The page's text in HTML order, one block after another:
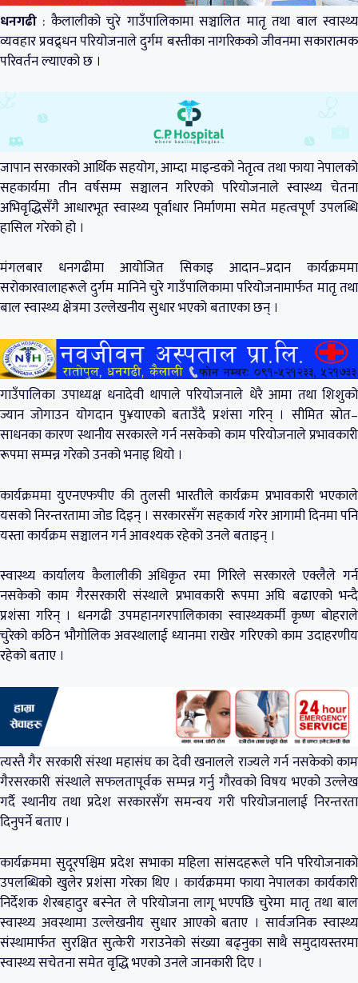
धनगढी : कैलालीको चुरे गाउँपालिकामा सञ्चालित मातृ तथा बाल स्वास्थ्य
व्यवहार प्रवद्र्धन परियोजनाले दुर्गम बस्तीका नागरिकको जीवनमा सकारात्मक
परिवर्तन ल्याएको छ ।
जापान सरकारको आर्थिक सहयोग, आम्दा माइन्डको नेतृत्व तथा फाया नेपालको
सहकार्यमा तीन वर्षसम्म सञ्चालन गरिएको परियोजनाले स्वास्थ्य चेतना
अभिवृद्धिसँगै आधारभूत स्वास्थ्य पूर्वाधार निर्माणमा समेत महत्वपूर्ण उपलब्धि
हासिल गरेको हो ।
मंगलबार धनगढीमा आयोजित सिकाइ आदान–प्रदान कार्यक्रममा
सरोकारवालाहरूले दुर्गम मानिने चुरे गाउँपालिकामा परियोजनामार्फत मातृ तथा
बाल स्वास्थ्य क्षेत्रमा उल्लेखनीय सुधार भएको बताएका छन् ।
गाउँपालिका उपाध्यक्ष धनादेवी थापाले परियोजनाले धेरै आमा तथा शिशुको
ज्यान जोगाउन योगदान पु¥याएको बताउँदै प्रशंसा गरिन् । सीमित स्रोत–
साधनका कारण स्थानीय सरकारले गर्न नसकेको काम परियोजनाले प्रभावकारी
रूपमा सम्पन्न गरेको उनको भनाइ थियो ।
कार्यक्रममा युएनएफपीए की तुलसी भारतीले कार्यक्रम प्रभावकारी भएकाले
यसको निरन्तरतामा जोड दिइन् । सरकारसँग सहकार्य गरेर आगामी दिनमा पनि
यस्ता कार्यक्रम सञ्चालन गर्न आवश्यक रहेको उनले बताइन् ।
स्वास्थ्य कार्यालय कैलालीकी अधिकृत रमा गिरिले सरकारले एक्लैले गर्न
नसकेको काम गैरसरकारी संस्थाले प्रभावकारी रूपमा अघि बढाएको भन्दै
प्रशंसा गरिन् । धनगढी उपमहानगरपालिकाका स्वास्थ्यकर्मी कृष्ण बोहराले
चुरेको कठिन भौगोलिक अवस्थालाई ध्यानमा राखेर गरिएको काम उदाहरणीय
रहेको बताए ।
त्यस्तै गैर सरकारी संस्था महासंघ का देवी खनालले राज्यले गर्न नसकेको काम
गैरसरकारी संस्थाले सफलतापूर्वक सम्पन्न गर्नु गौरवको विषय भएको उल्लेख
गर्दै स्थानीय तथा प्रदेश सरकारसँग समन्वय गरी परियोजनालाई निरन्तरता
दिनुपर्ने बताए ।
कार्यक्रममा सुदूरपश्चिम प्रदेश सभाका महिला सांसदहरूले पनि परियोजनाको
उपलब्धिको खुलेर प्रशंसा गरेका थिए । कार्यक्रममा फाया नेपालका कार्यकारी
निर्देशक शेरबहादुर बस्नेत ले परियोजना लागू भएपछि चुरेमा मातृ तथा बाल
स्वास्थ्य अवस्थामा उल्लेखनीय सुधार आएको बताए । सार्वजनिक स्वास्थ्य
संस्थामार्फत सुरक्षित सुत्केरी गराउनेको संख्या बढ्नुका साथै समुदायस्तरमा
स्वास्थ्य सचेतना समेत वृद्धि भएको उनले जानकारी दिए ।